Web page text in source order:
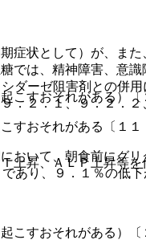
こすおそれがある）
おそれがある〔１１
いて、朝食前にグ
あり、９．１％の低下
すおそれがある）〔
状として）が、ま
は、精神障害、意
ーゼ阻害剤との併
２．１、９．２．
昇、ＡＬＰ上昇等